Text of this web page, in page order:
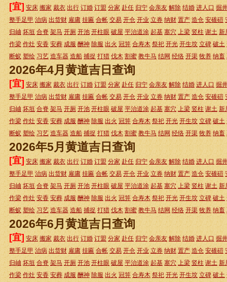
[宜] 安床 搬家 裁衣 出行 订婚 订盟 分家 赴任 归宁 会亲友 解除 结婚 进人口 掘
整手足甲 治病 出货财 雇庸 挂匾 合帐 交易 开仓 开业 立券 纳财 置产 造仓 安碓磑
归岫 坏垣 合脊 架马 开厕 开池 开柱眼 破屋 平治道涂 起基 塞穴 上梁 竖柱 谢土 新
作梁 作灶 安香 安葬 成服 酬神 除服 出火 冠笄 合寿木 祭祀 开光 开生坟 立碑 破土
断蚁 塑绘 习艺 造车器 造船 捕捉 打猎 伐木 割蜜 教牛马 结网 经络 开渠 牧养 纳畜
2026年4月黄道吉日查询
[宜] 安床 搬家 裁衣 出行 订婚 订盟 分家 赴任 归宁 会亲友 解除 结婚 进人口 掘
整手足甲 治病 出货财 雇庸 挂匾 合帐 交易 开仓 开业 立券 纳财 置产 造仓 安碓磑
归岫 坏垣 合脊 架马 开厕 开池 开柱眼 破屋 平治道涂 起基 塞穴 上梁 竖柱 谢土 新
作梁 作灶 安香 安葬 成服 酬神 除服 出火 冠笄 合寿木 祭祀 开光 开生坟 立碑 破土
断蚁 塑绘 习艺 造车器 造船 捕捉 打猎 伐木 割蜜 教牛马 结网 经络 开渠 牧养 纳畜
2026年5月黄道吉日查询
[宜] 安床 搬家 裁衣 出行 订婚 订盟 分家 赴任 归宁 会亲友 解除 结婚 进人口 掘
整手足甲 治病 出货财 雇庸 挂匾 合帐 交易 开仓 开业 立券 纳财 置产 造仓 安碓磑
归岫 坏垣 合脊 架马 开厕 开池 开柱眼 破屋 平治道涂 起基 塞穴 上梁 竖柱 谢土 新
作梁 作灶 安香 安葬 成服 酬神 除服 出火 冠笄 合寿木 祭祀 开光 开生坟 立碑 破土
断蚁 塑绘 习艺 造车器 造船 捕捉 打猎 伐木 割蜜 教牛马 结网 经络 开渠 牧养 纳畜
2026年6月黄道吉日查询
[宜] 安床 搬家 裁衣 出行 订婚 订盟 分家 赴任 归宁 会亲友 解除 结婚 进人口 掘
整手足甲 治病 出货财 雇庸 挂匾 合帐 交易 开仓 开业 立券 纳财 置产 造仓 安碓磑
归岫 坏垣 合脊 架马 开厕 开池 开柱眼 破屋 平治道涂 起基 塞穴 上梁 竖柱 谢土 新
作梁 作灶 安香 安葬 成服 酬神 除服 出火 冠笄 合寿木 祭祀 开光 开生坟 立碑 破土